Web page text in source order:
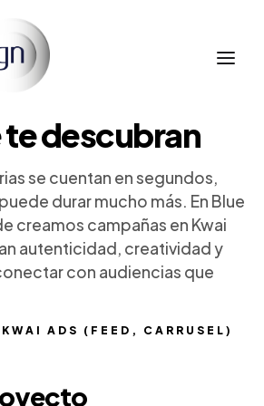
ADS (FEED, CARRUSEL)
te descubran
se cuentan en segundos,
durar mucho más. En Blue
creamos campañas en Kwai
autenticidad, creatividad y
con audiencias que